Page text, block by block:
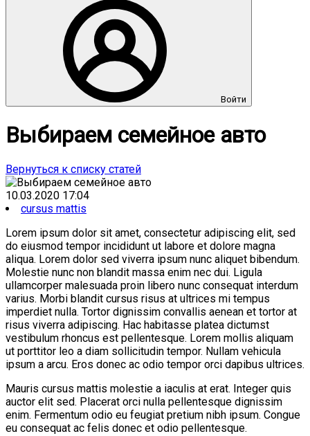
Войти
Выбираем семейное авто
Вернуться к списку статей
10.03.2020 17:04
cursus mattis
Lorem ipsum dolor sit amet, consectetur adipiscing elit, sed
do eiusmod tempor incididunt ut labore et dolore magna
aliqua. Lorem dolor sed viverra ipsum nunc aliquet bibendum.
Molestie nunc non blandit massa enim nec dui. Ligula
ullamcorper malesuada proin libero nunc consequat interdum
varius. Morbi blandit cursus risus at ultrices mi tempus
imperdiet nulla. Tortor dignissim convallis aenean et tortor at
risus viverra adipiscing. Hac habitasse platea dictumst
vestibulum rhoncus est pellentesque. Lorem mollis aliquam
ut porttitor leo a diam sollicitudin tempor. Nullam vehicula
ipsum a arcu. Eros donec ac odio tempor orci dapibus ultrices.
Mauris cursus mattis molestie a iaculis at erat. Integer quis
auctor elit sed. Placerat orci nulla pellentesque dignissim
enim. Fermentum odio eu feugiat pretium nibh ipsum. Congue
eu consequat ac felis donec et odio pellentesque.